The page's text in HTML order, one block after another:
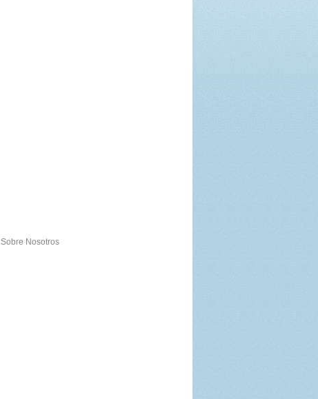
Sobre Nosotros